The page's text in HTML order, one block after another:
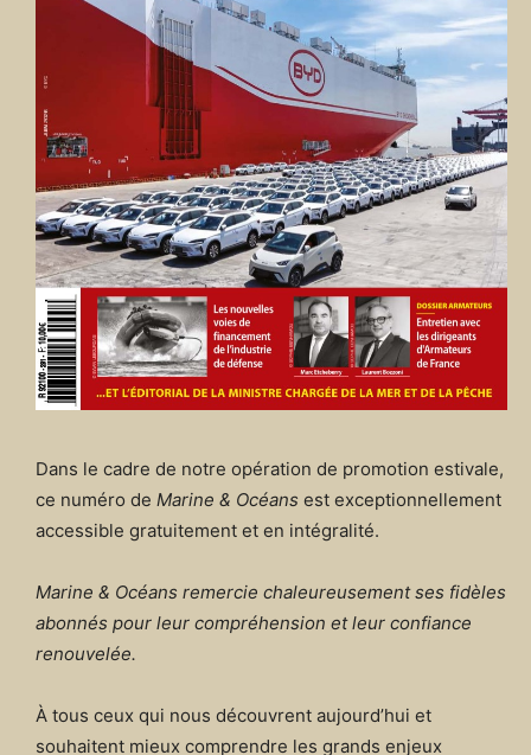
Dans le cadre de notre opération de promotion estivale,
ce numéro de Marine & Océans est exceptionnellement
accessible gratuitement et en intégralité.
Marine & Océans remercie chaleureusement ses fidèles
abonnés pour leur compréhension et leur confiance
renouvelée.
À tous ceux qui nous découvrent aujourd’hui et
souhaitent mieux comprendre les grands enjeux